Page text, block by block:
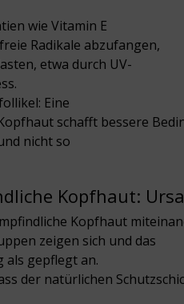
wie Vitamin E
Radikale abzufangen,
etwa durch UV-
Eine
schafft bessere
nicht so
Kopfhaut:
Kopfhaut
zeigen sich und das
als gepflegt an.
der natürlichen